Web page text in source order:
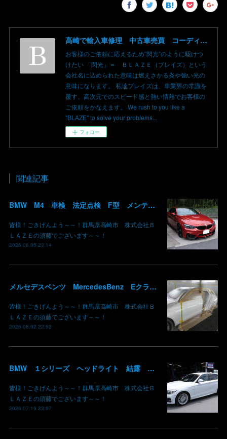
高崎で輸入車修理 中古車売買 コーディングならBLAZE（ブレイズ）へ│BLAZE Total Car Support & Modify in Takasaki Gunma
お客様のご依頼に応えるため”閃光”のように駆けつ
けたい 「閃光」＝ ＢＬＡＺＥ（ブレイズ）という
会社名に込められた意味は燃えさかる炎や強い光の
意味になります。 私達ブレイズは、車業界の常識を
覆す、高次元でのスピード感と熱い情熱でお客様の
ご依頼をかなえます。 We rush to you like a
"BLAZE" to solve your problems...
フォロー
関連記事
BMW M4 車検 法定点検 F型 メンテナンス ロアアーム 交換 群馬 高崎
皆様！ごきげんよう～～！群馬県高崎市 株式会社Ｂ
ＬＡＺＥの須藤でございます～～！
2026.08.05 23:14
メルセデスベンツ MercedesBenz Eクラス 213 板金 鈑金 修理 ドア バンパー サイドスカート クォーターパネル 保険 群馬 高崎
皆様！ごきげんよう～～！群馬県高崎市 株式会社Ｂ
ＬＡＺＥの須藤でございます～～！
2026.08.02 22:53
BMW １シリーズ ヘッドライト 結露 浸水 シーリング加工 水滴 株式会社BLAZE
皆様！ごきげんよう～～！群馬県高崎市 株式会社Ｂ
ＬＡＺＥの須藤でございます～～！
2026.07.19 23:07